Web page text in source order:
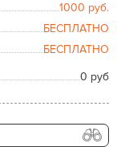
1000 руб.
БЕСПЛАТНО
БЕСПЛАТНО
0 руб